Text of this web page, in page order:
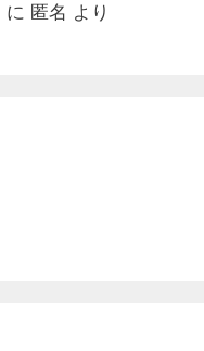
に 匿名 より